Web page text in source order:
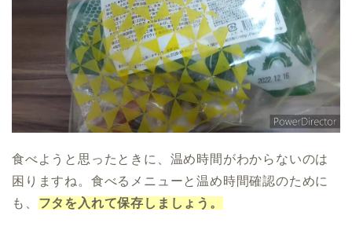
食べようと思ったときに、温め時間がわからないのは
困りますね。食べるメニューと温め時間確認のために
も、 フタを入れて保存しましょう。